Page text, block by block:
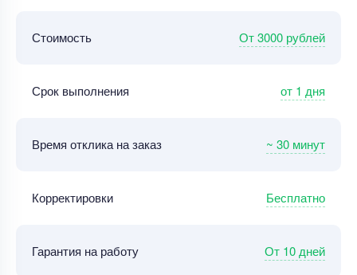
Стоимость От 3000 рублей
Срок выполнения от 1 дня
Время отклика на заказ ~ 30 минут
Корректировки Бесплатно
Гарантия на работу От 10 дней